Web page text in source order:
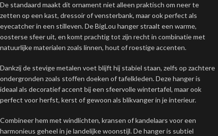
De standaard maakt dit ornament niet alleen praktisch om neer te
zetten op een kast, dressoir of vensterbank, maar ook perfect als
eyecatcher in een stilleven. De BigLou hanger straalt een warme,
oosterse sfeer uit, en komt prachtig tot zijn recht in combinatie met
natuurlijke materialen zoals linnen, hout of roestige accenten.
Dankzij de stevige metalen voet blijft hij stabiel staan, zelfs op zachtere
ondergronden zoals stoffen doeken of tafelkleden. Deze hanger is
ideaal als decoratief accent bij een sfeervolle wintertafel, maar ook
perfect voor herfst, kerst of gewoon als blikvanger in je interieur.
Combineer hem met windlichten, kransen of kandelaars voor een
harmonieus geheel in je landelijke woonstijl. De hanger is subtiel